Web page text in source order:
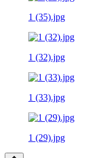
1 (35).jpg
1 (32).jpg
1 (33).jpg
1 (29).jpg